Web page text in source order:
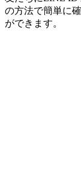
の方法で簡単に
ができます。